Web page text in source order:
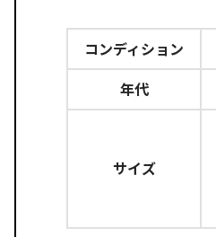
コンディション
年代
サイズ